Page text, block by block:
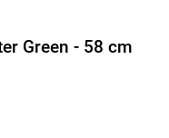
Green - 58 cm